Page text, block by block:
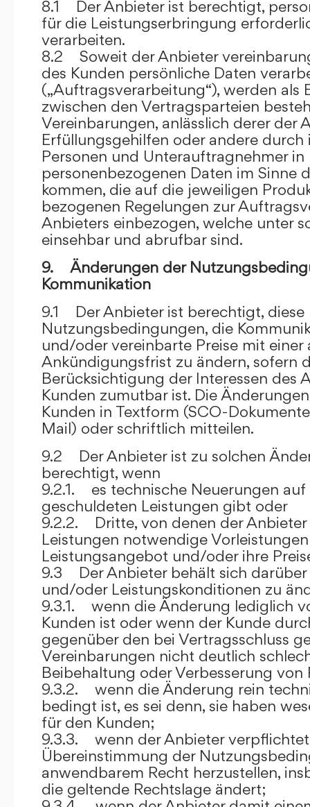
8.1 Der Anbieter ist berechtigt,
für die Leistungserbringung
verarbeiten.
8.2 Soweit der Anbieter
des Kunden persönliche Daten
(„Auftragsverarbeitung“), werden als
zwischen den Vertragsparteien
Vereinbarungen, anlässlich derer der
Erfüllungsgehilfen oder andere
Personen und Unterauftragnehmer
personenbezogenen Daten im Sinne
kommen, die auf die jeweiligen
bezogenen Regelungen zur
Anbieters einbezogen, welche unter
einsehbar und abrufbar sind.
9. Änderungen der
Kommunikation
9.1 Der Anbieter ist berechtigt, diese
Nutzungsbedingungen, die
und/oder vereinbarte Preise mit einer
Ankündigungsfrist zu ändern, sofern
Berücksichtigung der Interessen des
Kunden zumutbar ist. Die
Kunden in Textform (SCO-
Mail) oder schriftlich mitteilen.
9.2 Der Anbieter ist zu solchen
berechtigt, wenn
9.2.1. es technische Neuerungen
geschuldeten Leistungen gibt oder
9.2.2. Dritte, von denen der Anbieter
Leistungen notwendige
Leistungsangebot und/oder ihre
9.3 Der Anbieter behält sich darüber
und/oder Leistungskonditionen zu
9.3.1. wenn die Änderung lediglich
Kunden ist oder wenn der Kunde
gegenüber den bei Vertragsschluss
Vereinbarungen nicht deutlich
Beibehaltung oder Verbesserung
9.3.2. wenn die Änderung rein
bedingt ist, es sei denn, sie haben
für den Kunden;
9.3.3. wenn der Anbieter verpflichtet
Übereinstimmung der
anwendbarem Recht herzustellen,
die geltende Rechtslage ändert;